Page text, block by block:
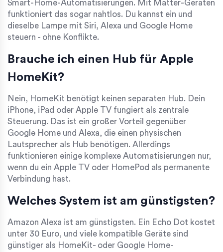
Smart-Home-Automatisierungen. Mit Matter-Geräten
funktioniert das sogar nahtlos. Du kannst ein und
dieselbe Lampe mit Siri, Alexa und Google Home
steuern - ohne Konflikte.
Brauche ich einen Hub für Apple
HomeKit?
Nein, HomeKit benötigt keinen separaten Hub. Dein
iPhone, iPad oder Apple TV fungiert als zentrale
Steuerung. Das ist ein großer Vorteil gegenüber
Google Home und Alexa, die einen physischen
Lautsprecher als Hub benötigen. Allerdings
funktionieren einige komplexe Automatisierungen nur,
wenn du ein Apple TV oder HomePod als permanente
Verbindung hast.
Welches System ist am günstigsten?
Amazon Alexa ist am günstigsten. Ein Echo Dot kostet
unter 30 Euro, und viele kompatible Geräte sind
günstiger als HomeKit- oder Google Home-